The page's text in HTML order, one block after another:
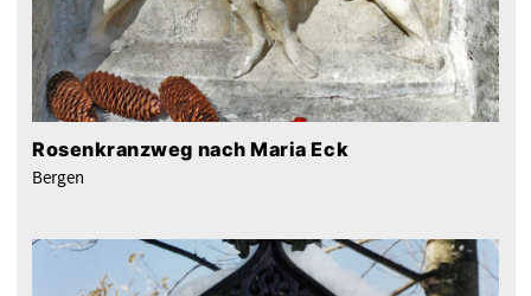
Rosenkranzweg nach Maria Eck
Bergen